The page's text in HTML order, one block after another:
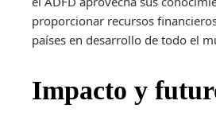
proporcionar recursos
países en desarrollo de todo el
Impacto y